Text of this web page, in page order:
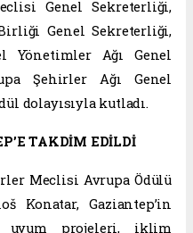
Genel Sekreterliği,
Genel Sekreterliği,
Yönetimler Ağı Genel
Şehirler Ağı Genel
dolayısıyla kutladı.
TAKDİM EDİLDİ
Meclisi Avrupa Ödülü
Konatar, Gaziantep’in
uyum projeleri, iklim